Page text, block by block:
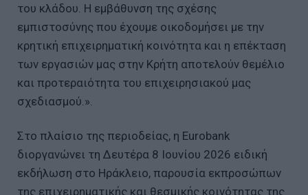
του κλάδου. Η εμβάθυνση της σχέσης
εμπιστοσύνης που έχουμε οικοδομήσει με την
κρητική επιχειρηματική κοινότητα και η επέκταση
των εργασιών μας στην Κρήτη αποτελούν θεμέλιο
και προτεραιότητα του επιχειρησιακού μας
σχεδιασμού.».
Στο πλαίσιο της περιοδείας, η Eurobank
διοργανώνει τη Δευτέρα 8 Ιουνίου 2026 ειδική
εκδήλωση στο Ηράκλειο, παρουσία εκπροσώπων
της επιχειρηματικής και θεσμικής κοινότητας της